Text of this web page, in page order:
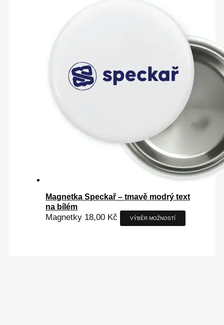
Magnetka Speckař – tmavě modrý text
na bílém
Magnetky 18,00 Kč VÝBĚR MOŽNOSTÍ